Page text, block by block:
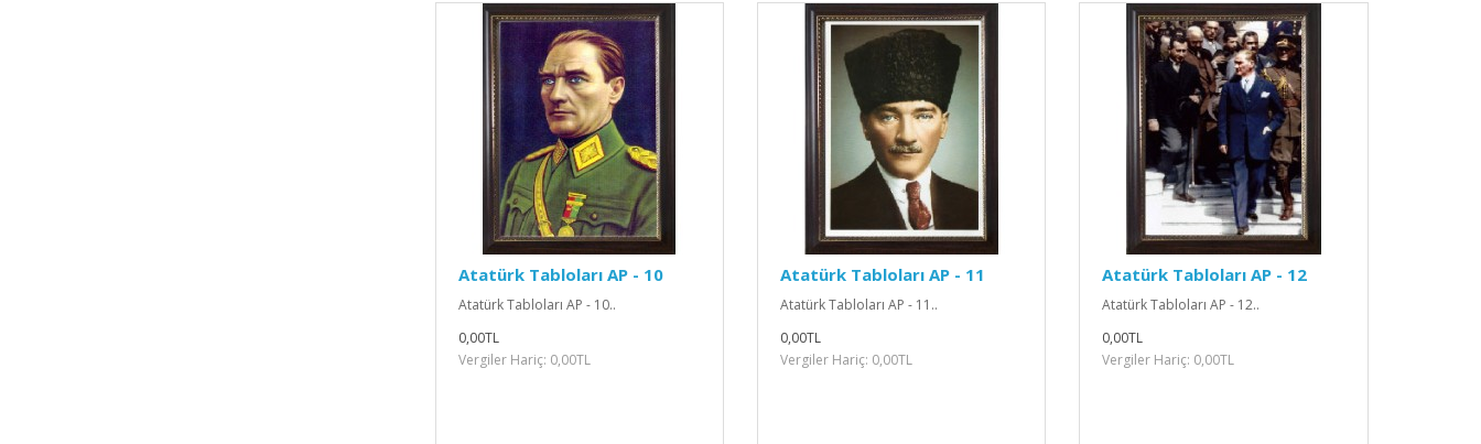
Atatürk Tabloları AP - 10
Atatürk Tabloları AP - 10..
0,00TL
Vergiler Hariç: 0,00TL
Atatürk Tabloları AP - 11
Atatürk Tabloları AP - 11..
0,00TL
Vergiler Hariç: 0,00TL
Atatürk Tabloları AP - 12
Atatürk Tabloları AP - 12..
0,00TL
Vergiler Hariç: 0,00TL